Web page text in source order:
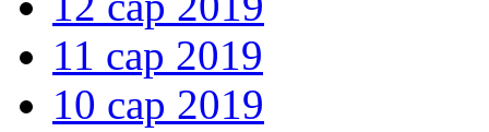
11 сар 2019
10 сар 2019